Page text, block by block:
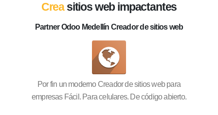
Creasitios web impactantes
Partner Odoo Medellín Creador de sitios web
Por fin un moderno Creador de sitios web para
empresas Fácil. Para celulares. De código abierto.